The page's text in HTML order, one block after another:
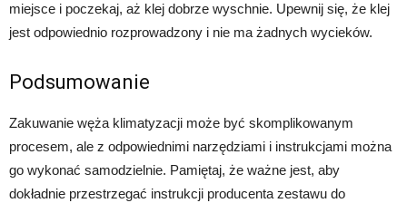
miejsce i poczekaj, aż klej dobrze wyschnie. Upewnij się, że klej
jest odpowiednio rozprowadzony i nie ma żadnych wycieków.
Podsumowanie
Zakuwanie węża klimatyzacji może być skomplikowanym
procesem, ale z odpowiednimi narzędziami i instrukcjami można
go wykonać samodzielnie. Pamiętaj, że ważne jest, aby
dokładnie przestrzegać instrukcji producenta zestawu do